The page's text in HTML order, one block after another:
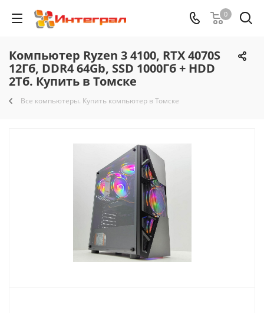
0
Компьютер Ryzen 3 4100, RTX 4070S
12Гб, DDR4 64Gb, SSD 1000Гб + HDD
2Тб. Купить в Томске
Все компьютеры. Купить компьютер в Томске